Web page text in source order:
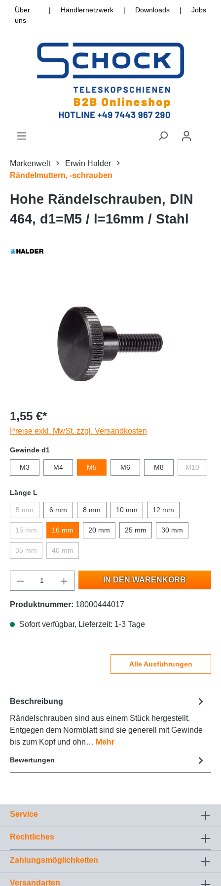
Über
uns
| Händlernetzwerk | Downloads | Jobs
Markenwelt
Erwin Halder
Rändelmuttern, -schrauben
Hohe Rändelschrauben, DIN
464, d1=M5 / l=16mm / Stahl
1,55 €*
Preise exkl. MwSt. zzgl. Versandkosten
Gewinde d1
M3 M4 M5 M6 M8 M10
Länge L
5 mm 6 mm 8 mm 10 mm 12 mm
15 mm 16 mm 20 mm 25 mm 30 mm
35 mm 40 mm
IN DEN WARENKORB
Produktnummer: 18000444017
Sofort verfügbar, Lieferzeit: 1-3 Tage
Alle Ausführungen
Beschreibung
Rändelschrauben sind aus einem Stück hergestellt.
Entgegen dem Normblatt sind sie generell mit Gewinde
bis zum Kopf und ohn… Mehr
Bewertungen
Service
Rechtliches
Zahlungsmöglichkeiten
Versandarten